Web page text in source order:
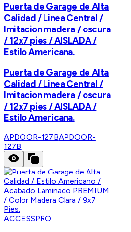
Puerta de Garage de Alta
Calidad / Linea Central /
Imitacion madera / oscura
/ 12x7 pies / AISLADA /
Estilo Americana.
Puerta de Garage de Alta
Calidad / Linea Central /
Imitacion madera / oscura
/ 12x7 pies / AISLADA /
Estilo Americana.
APDOOR-127BAPDOOR-
127B
ACCESSPRO